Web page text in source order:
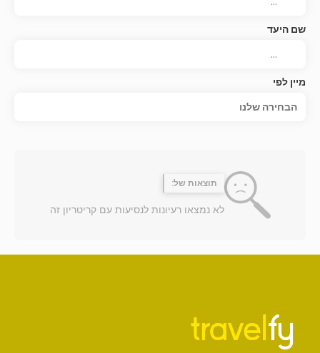
שם היעד
מיין לפי
הבחירה שלנו
תוצאות של:
לא נמצאו רעיונות לנסיעות עם קריטריון זה